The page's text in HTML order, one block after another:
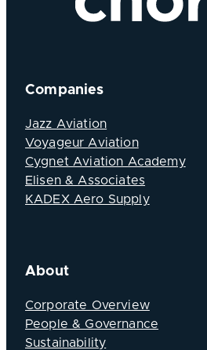
Companies
Jazz Aviation
Voyageur Aviation
Cygnet Aviation Academy
Elisen & Associates
KADEX Aero Supply
About
Corporate Overview
People & Governance
Sustainability